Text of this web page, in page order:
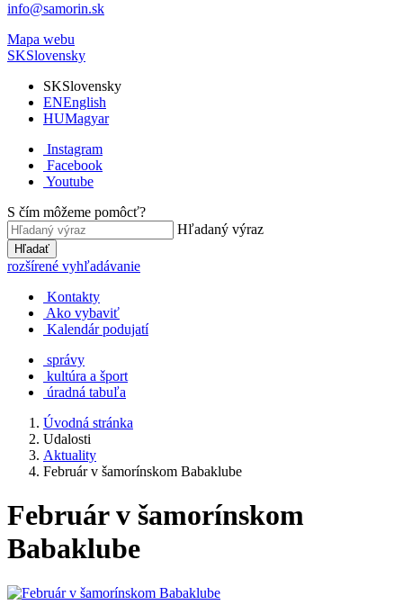
info@samorin.sk
Mapa webu
SKSlovensky
SKSlovensky
ENEnglish
HUMagyar
Instagram
Facebook
Youtube
S čím môžeme pomôcť?
Hľadaný výraz
Hľadať
rozšírené vyhľadávanie
Kontakty
Ako vybaviť
Kalendár podujatí
správy
kultúra a šport
úradná tabuľa
Úvodná stránka
Udalosti
Aktuality
Február v šamorínskom Babaklube
Február v šamorínskom
Babaklube